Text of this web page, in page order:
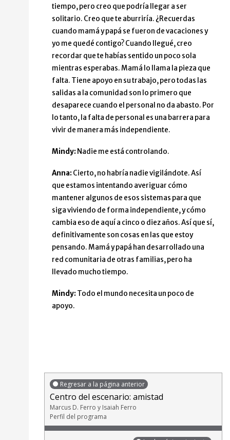
tiempo, pero creo que podría llegar a ser
solitario. Creo que te aburriría. ¿Recuerdas
cuando mamá y papá se fueron de vacaciones y
yo me quedé contigo? Cuando llegué, creo
recordar que te habías sentido un poco sola
mientras esperabas. Mamá lo llama la pieza que
falta. Tiene apoyo en su trabajo, pero todas las
salidas a la comunidad son lo primero que
desaparece cuando el personal no da abasto. Por
lo tanto, la falta de personal es una barrera para
vivir de manera más independiente.
Mindy: Nadie me está controlando.
Anna: Cierto, no habría nadie vigilándote. Así
que estamos intentando averiguar cómo
mantener algunos de esos sistemas para que
siga viviendo de forma independiente, y cómo
cambia eso de aquí a cinco o diez años. Así que sí,
definitivamente son cosas en las que estoy
pensando. Mamá y papá han desarrollado una
red comunitaria de otras familias, pero ha
llevado mucho tiempo.
Mindy: Todo el mundo necesita un poco de
apoyo.
Regresar a la página anterior
Centro del escenario: amistad
Marcus D. Ferro y Isaiah Ferro
Perfil del programa